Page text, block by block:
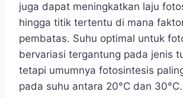
juga dapat meningkatkan laju
hingga titik tertentu di mana
pembatas. Suhu optimal untuk
bervariasi tergantung pada jenis
tetapi umumnya fotosintesis
pada suhu antara 20°C dan 30°C.